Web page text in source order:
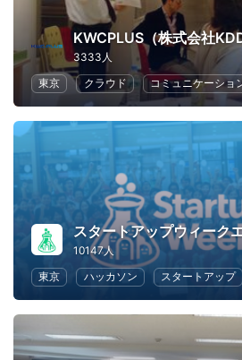
3333人
東京
クラウド コミュニケーショ
スタートアップウィーク
10147人
東京
ハッカソン スタートアップ